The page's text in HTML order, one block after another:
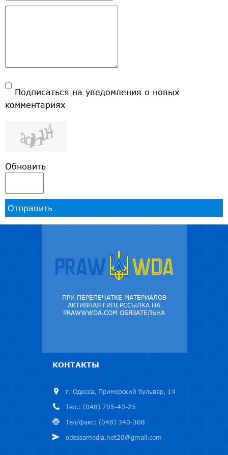
Подписаться на уведомления о новых
комментариях
Обновить
Отправить
ПРИ ПЕРЕПЕЧАТКЕ МАТЕРИАЛОВ
АКТИВНАЯ ГИПЕРССЫЛКА НА
PRAWWWDA.COM ОБЯЗАТЕЛЬНА
КОНТАКТЫ
г. Одесса, Приморский бульвар, 14
Тел.: (048) 705-40-25
Тел/факс: (048) 340-308
odessamedia.net20@gmail.com